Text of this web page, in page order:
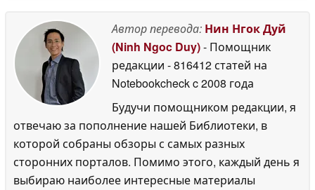
Автор перевода: Нин Нгок Дуй
(Ninh Ngoc Duy)- Помощник
редакции - 816412 статей на
Notebookcheckc 2008 года
Будучи помощником редакции, я
отвечаю за пополнение нашей Библиотеки, в
которой собраны обзоры с самых разных
сторонних порталов. Помимо этого, каждый день я
выбираю наиболее интересные материалы